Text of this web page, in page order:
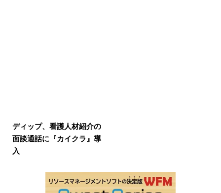
ディップ、看護人材紹介の
面談通話に『カイクラ』導
入